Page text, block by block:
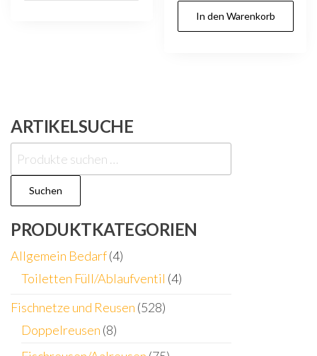
In den Warenkorb
ARTIKELSUCHE
Suchen
nach:
Suchen
PRODUKTKATEGORIEN
Allgemein Bedarf(4)
Toiletten Füll/Ablaufventil (4)
Fischnetze und Reusen (528)
Doppelreusen (8)